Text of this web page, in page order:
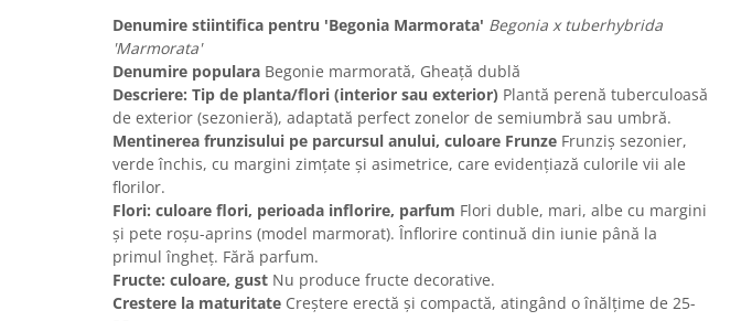
Denumire stiintifica pentru 'Begonia Marmorata' Begonia x tuberhybrida
'Marmorata'
Denumire populara Begonie marmorată, Gheață dublă
Descriere: Tip de planta/flori (interior sau exterior) Plantă perenă tuberculoasă
de exterior (sezonieră), adaptată perfect zonelor de semiumbră sau umbră.
Mentinerea frunzisului pe parcursul anului, culoare Frunze Frunziș sezonier,
verde închis, cu margini zimțate și asimetrice, care evidențiază culorile vii ale
florilor.
Flori: culoare flori, perioada inflorire, parfum Flori duble, mari, albe cu margini
și pete roșu-aprins (model marmorat). Înflorire continuă din iunie până la
primul îngheț. Fără parfum.
Fructe: culoare, gust Nu produce fructe decorative.
Crestere la maturitate Creștere erectă și compactă, atingând o înălțime de 25-